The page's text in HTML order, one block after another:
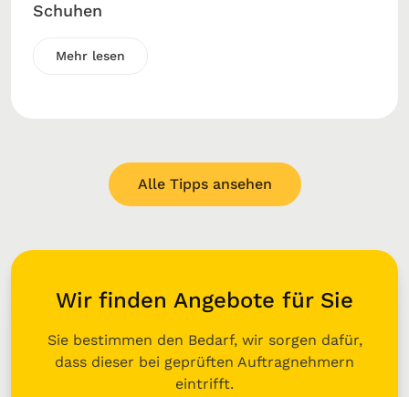
Schuhen
Mehr lesen
Alle Tipps ansehen
Wir finden Angebote für Sie
Sie bestimmen den Bedarf, wir sorgen dafür,
dass dieser bei geprüften Auftragnehmern
eintrifft.